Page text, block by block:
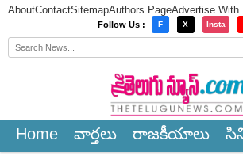
AboutContactSitemapAuthors PageAdvertise With
Follow Us : F X Insta
Home వార్త‌లు రాజ‌కీయాలు